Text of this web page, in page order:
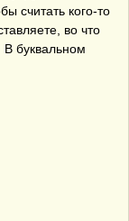
считать кого-то
во что
буквальном